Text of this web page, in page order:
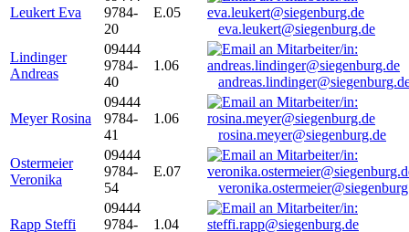
Leukert Eva
9784-
20
E.05
eva.leukert@siegenburg.de
Lindinger
Andreas
09444
9784-
40
1.06
Meyer Rosina
09444
9784-
41
1.06
rosina.meyer@siegenburg.de
Ostermeier
Veronika
09444
9784-
54
E.07
Rapp Steffi
09444
9784-
1.04